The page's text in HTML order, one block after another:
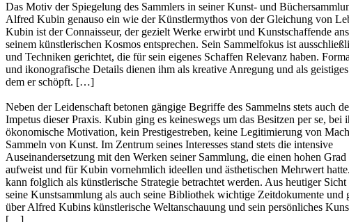
Das Motiv der Spiegelung des Sammlers in seiner Kunst- und
Alfred Kubin genauso ein wie der Künstlermythos von der Gleichung von
Kubin ist der Connaisseur, der gezielt Werke erwirbt und Kunstschaffende
seinem künstlerischen Kosmos entsprechen. Sein Sammelfokus ist
und Techniken gerichtet, die für sein eigenes Schaffen Relevanz haben.
und ikonografische Details dienen ihm als kreative Anregung und als
dem er schöpft. […]
Neben der Leidenschaft betonen gängige Begriffe des Sammelns stets auch
Impetus dieser Praxis. Kubin ging es keineswegs um das Besitzen per se, bei
ökonomische Motivation, kein Prestigestreben, keine Legitimierung von
Sammeln von Kunst. Im Zentrum seines Interesses stand stets die intensive
Auseinandersetzung mit den Werken seiner Sammlung, die einen hohen
aufweist und für Kubin vornehmlich ideellen und ästhetischen Mehrwert
kann folglich als künstlerische Strategie betrachtet werden. Aus heutiger
seine Kunstsammlung als auch seine Bibliothek wichtige Zeitdokumente und
über Alfred Kubins künstlerische Weltanschauung und sein persönliches